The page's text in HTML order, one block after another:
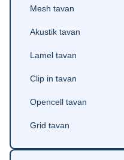
Mesh tavan
Akustik tavan
Lamel tavan
Clip in tavan
Opencell tavan
Grid tavan